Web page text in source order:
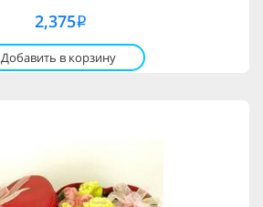
2,375i
Добавить в корзину